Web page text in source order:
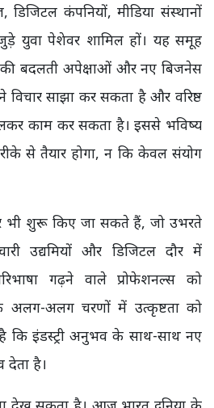
कंपनियों, मीडिया संस्थानों
युवा पेशेवर शामिल हों। यह समूह
की बदलती अपेक्षाओं और नए बिजनेस
साझा कर सकता है और वरिष्ठ
काम कर सकता है। इससे भविष्य
से तैयार होगा, न कि केवल संयोग
भी शुरू किए जा सकते हैं, जो उभरते
उद्यमियों और डिजिटल दौर में
गढ़ने वाले प्रोफेशनल्स को
अलग-अलग चरणों में उत्कृष्टता को
कि इंडस्ट्री अनुभव के साथ-साथ नए
देता है।